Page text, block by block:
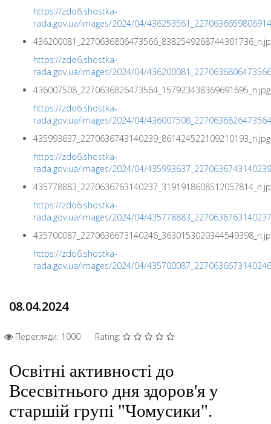
https://zdo6.shostka-
rada.gov.ua/images/2024/04/
https://zdo6.shostka-
rada.gov.ua/images/2024/04/
436007508_2270636826473564_157923438369691695_n.jpg
https://zdo6.shostka-
rada.gov.ua/images/2024/04/
435993637_2270636743140239_861424522109210193_n.jpg
https://zdo6.shostka-
rada.gov.ua/images/2024/04/
https://zdo6.shostka-
rada.gov.ua/images/2024/04/
https://zdo6.shostka-
rada.gov.ua/images/2024/04/
08.04.2024
Перегляди: 1000 Rating:
Освітні активності до
Всесвітнього дня здоров'я у
старшій групі "Чомусики".